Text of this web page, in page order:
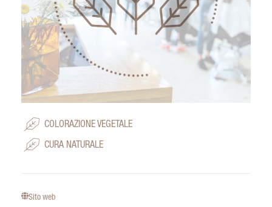
COLORAZIONE VEGETALE
CURA NATURALE
Sito web